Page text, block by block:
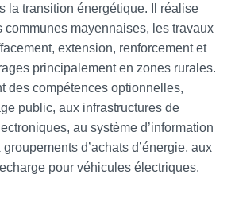
la transition énergétique. Il réalise
communes mayennaises, les travaux
extension, renforcement et
principalement en zones rurales.
des compétences optionnelles,
public, aux infrastructures de
au système d’information
d’achats d’énergie, aux
pour véhicules électriques.